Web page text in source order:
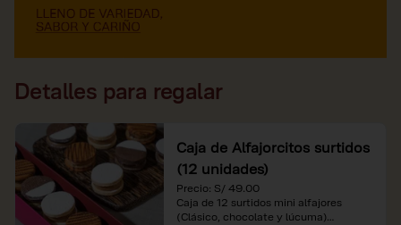
Detalles para regalar
Caja de Alfajorcitos surtidos
(12 unidades)
Precio: S/ 49.00
Caja de 12 surtidos mini alfajores
(Clásico, chocolate y lúcuma)